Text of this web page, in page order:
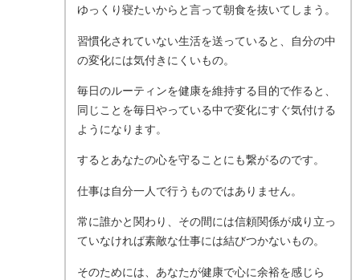
ゆっくり寝たいからと言って朝食を抜いてしまう。
習慣化されていない生活を送っていると、自分の中
の変化には気付きにくいもの。
毎日のルーティンを健康を維持する目的で作ると、
同じことを毎日やっている中で変化にすぐ気付ける
ようになります。
するとあなたの心を守ることにも繋がるのです。
仕事は自分一人で行うものではありません。
常に誰かと関わり、その間には信頼関係が成り立っ
ていなければ素敵な仕事には結びつかないもの。
そのためには、あなたが健康で心に余裕を感じら